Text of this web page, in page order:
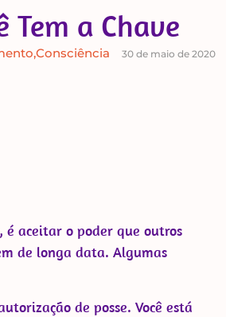
Tem a Chave
,Consciência 30 de maio de 2020
é aceitar o poder que outros
de longa data. Algumas
de posse. Você está